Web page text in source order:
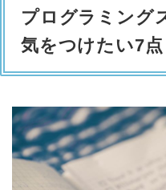
プログラミング
気をつけたい7点